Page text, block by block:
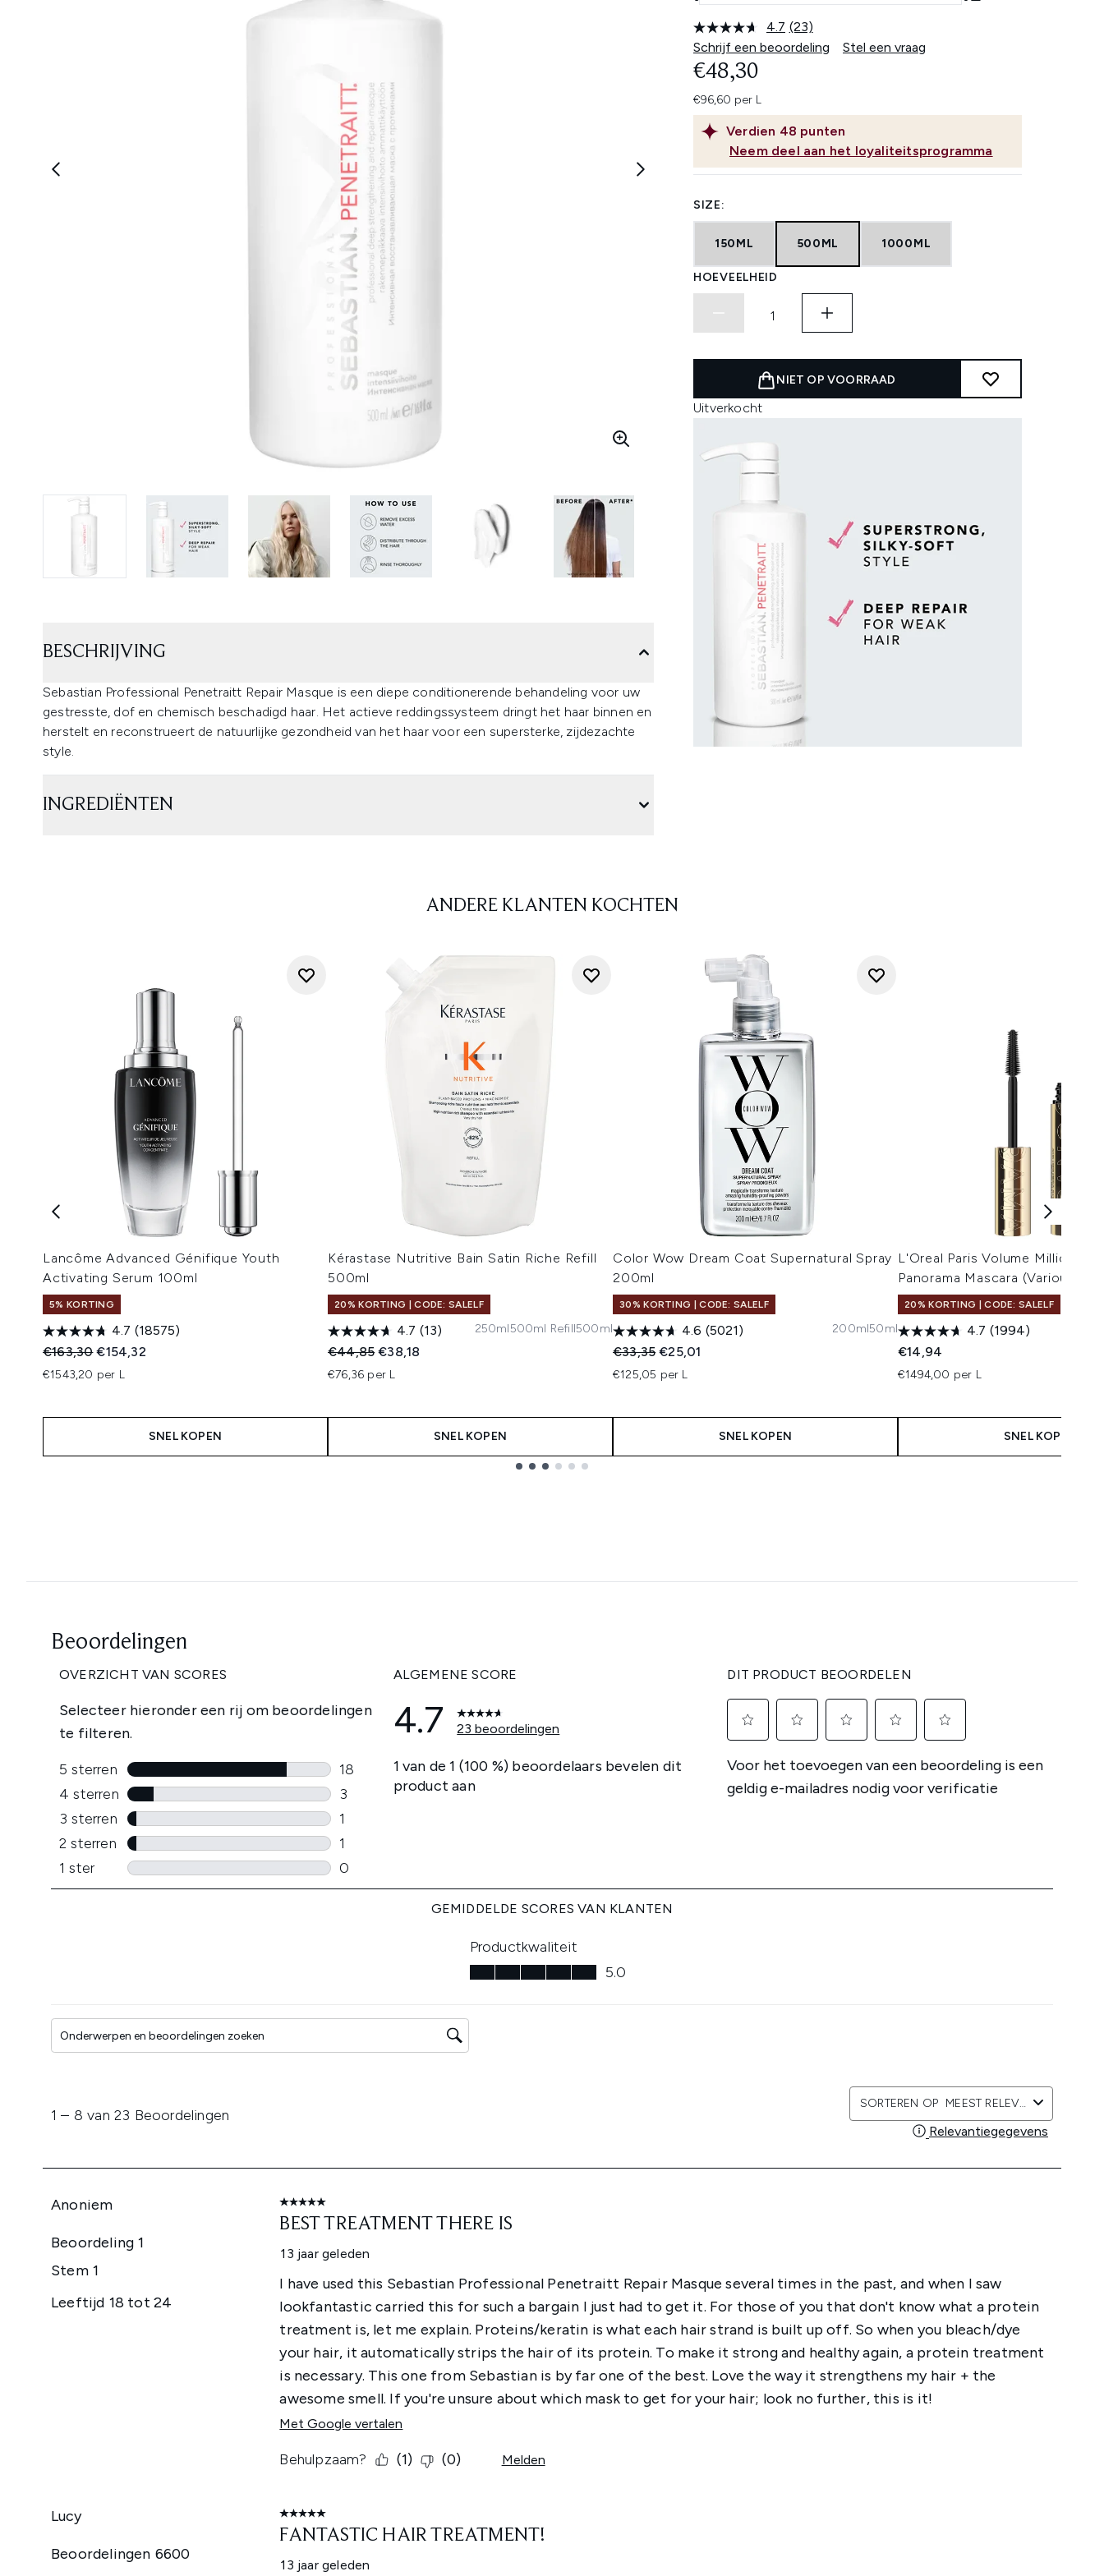
4.7 Lees
23
beoordelingen.
(23)
Schrijf een beoordeling
Stel een vraag
Verdien 48 punten
Neem deel aan het loyaliteitsprogramma
€48,30
€96,60 per L
SIZE:
150ML 500ML 1000ML
HOEVEELHEID
NIET OP VOORRAAD
Uitverkocht
BESCHRIJVING
Sebastian Professional Penetraitt Repair Masque is een diepe conditionerende behandeling voor uw
gestresste, dof en chemisch beschadigd haar. Het actieve reddingssysteem dringt het haar binnen en
herstelt en reconstrueert de natuurlijke gezondheid van het haar voor een supersterke, zijdezachte
style.
INGREDIËNTEN
ANDERE KLANTEN KOCHTEN
Lancôme Advanced Génifique Youth
Activating Serum 100ml
5% KORTING
4.7 (18575)
Recommended Retail Price:
€163,30Huidige prijs:
€154,32
€1543,20 per L
SNEL KOPEN
Kérastase Nutritive Bain Satin Riche Refill
500ml
20% KORTING | CODE: SALELF
4.7 (13)
Recommended Retail Price:
€44,85Huidige prijs:
€38,18
€76,36 per L
250ml500ml Refill500ml
SNEL KOPEN
Color Wow Dream Coat Supernatural Spray
200ml
30% KORTING | CODE: SALELF
4.6 (5021)
Recommended Retail Price:
€33,35Huidige prijs:
€25,01
€125,05 per L
200ml50ml
SNEL KOPEN
L'Oreal Paris Volume Million
Panorama Mascara (Various
20% KORTING | CODE: SALELF
4.7 (1994)
€14,94
€1494,00 per L
SNEL KOPEN